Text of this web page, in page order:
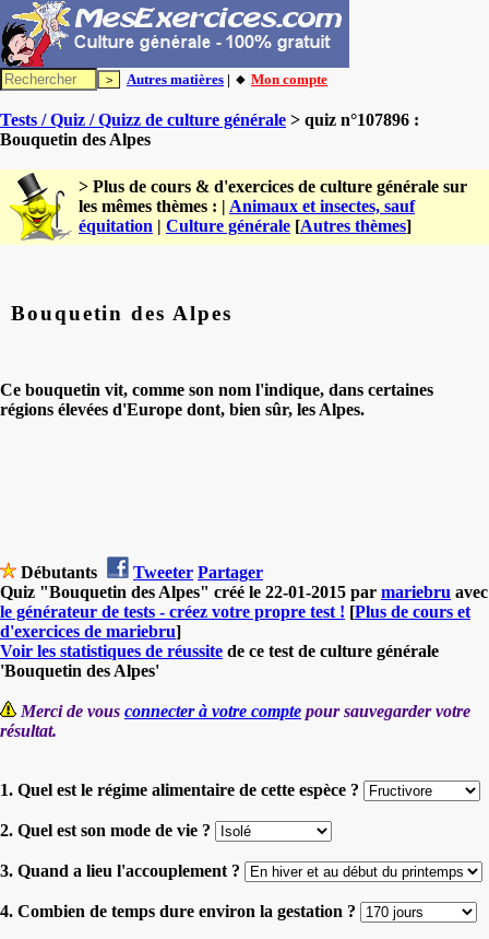
Autres matières | 🔸 Mon compte
Tests / Quiz / Quizz de culture générale > quiz n°107896 :
Bouquetin des Alpes
> Plus de cours & d'exercices de culture générale sur
les mêmes thèmes : | Animaux et insectes, sauf
équitation | Culture générale [Autres thèmes]
Bouquetin des Alpes
Ce bouquetin vit, comme son nom l'indique, dans certaines
régions élevées d'Europe dont, bien sûr, les Alpes.
Débutants Tweeter Partager
Quiz "Bouquetin des Alpes" créé le 22-01-2015 par mariebru avec
le générateur de tests - créez votre propre test ! [Plus de cours et
d'exercices de mariebru]
Voir les statistiques de réussite de ce test de culture générale
'Bouquetin des Alpes'
Merci de vous connecter à votre compte pour sauvegarder votre
résultat.
1. Quel est le régime alimentaire de cette espèce ?
2. Quel est son mode de vie ?
3. Quand a lieu l'accouplement ?
4. Combien de temps dure environ la gestation ?